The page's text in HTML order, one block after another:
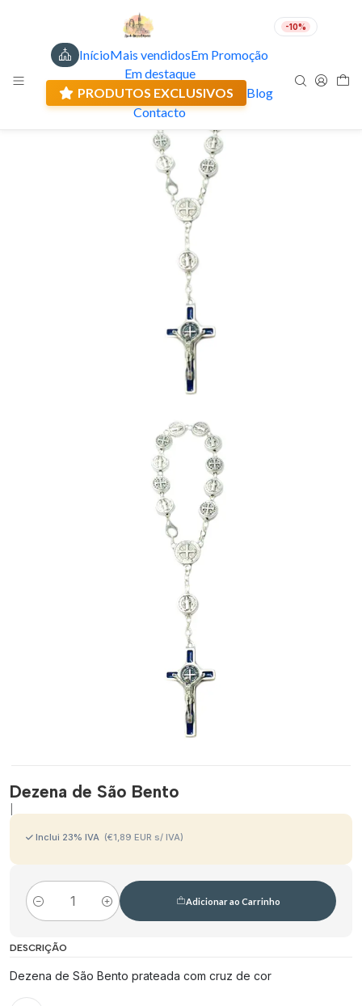
-10%
InícioMais vendidosEm Promoção
Em destaque
PRODUTOS EXCLUSIVOS
Blog
Contacto
EUR
Dezena de São Bento
Inclui 23% IVA (€1,89 EUR s/ IVA)
Quantidade
Adicionar ao Carrinho
DESCRIÇÃO
Dezena de São Bento prateada com cruz de cor